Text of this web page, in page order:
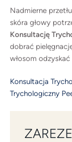
Nadmierne
skóra głowy
Konsultację
dobrać
włosom
Konsultacja
Trychologiczny